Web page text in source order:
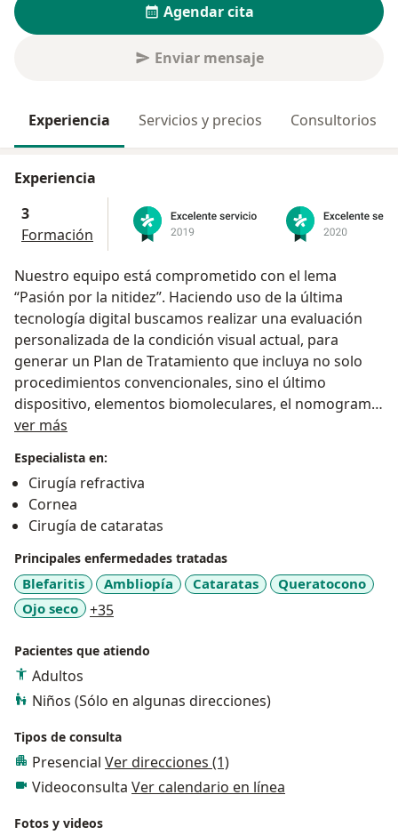
Agendar cita
Enviar mensaje
Experiencia Servicios y precios Consultorios
Experiencia
3
Formación
Nuestro equipo está comprometido con el lema
“Pasión por la nitidez”. Haciendo uso de la última
tecnología digital buscamos realizar una evaluación
personalizada de la condición visual actual, para
generar un Plan de Tratamiento que incluya no solo
procedimientos convencionales, sino el último
dispositivo, elementos biomoleculares, el nomograma
mas actualizado, para efectuar tratamientos efectivos,
todo, el cariño y respeto que nos merecen nuestros
pacientes.
ver más
Especialista en:
Cirugía refractiva
Cornea
Cirugía de cataratas
Principales enfermedades tratadas
Blefaritis Ambliopía Cataratas
Queratocono
Ojo seco
+35a11y_sr_more_diseases
Pacientes que atiendo
Adultos
Niños (Sólo en algunas direcciones)
Tipos de consulta
Presencial Ver direcciones (1)
Videoconsulta Ver calendario en línea
Fotos y videos